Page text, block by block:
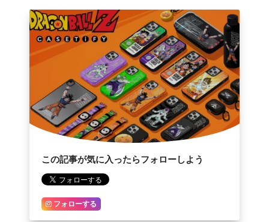
この記事が気に入ったらフォローしよう
フォローする